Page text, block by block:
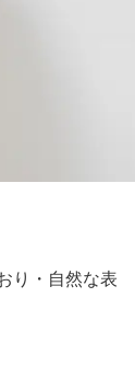
り・自然な表